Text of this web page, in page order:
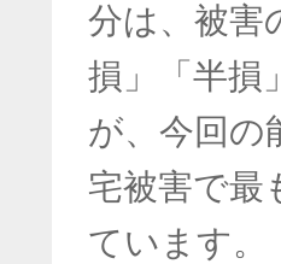
分は、被害
損」「半損
が、今回の
宅被害で最
ています。